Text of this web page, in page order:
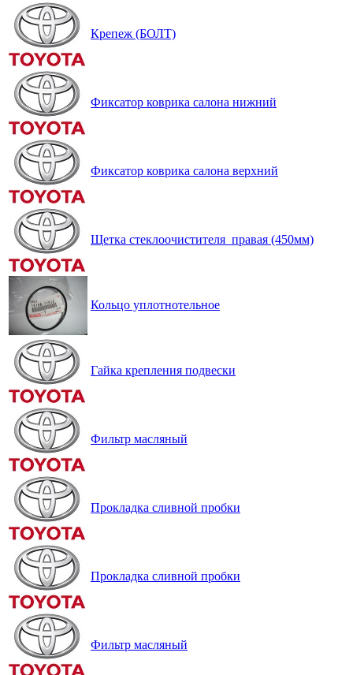
Крепеж (БОЛТ)
Фиксатор коврика салона нижний
Фиксатор коврика салона верхний
Щетка стеклоочистителя правая (450мм)
Кольцо уплотнотельное
Гайка крепления подвески
Фильтр масляный
Прокладка сливной пробки
Прокладка сливной пробки
Фильтр масляный